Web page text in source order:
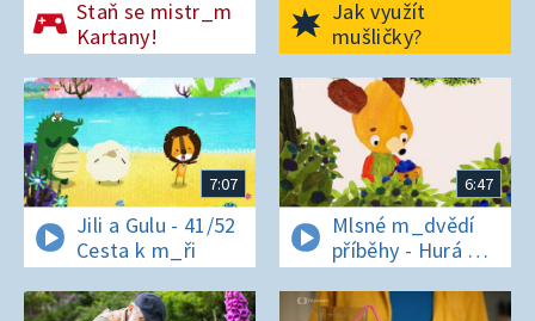
Staň se mistr_m
Kartany!
Jak využít
mušličky?
7:07
Jili a Gulu - 41/52
Cesta k m_ři
6:47
Mlsné m_dvědí
příběhy - Hurá na
bor_vky